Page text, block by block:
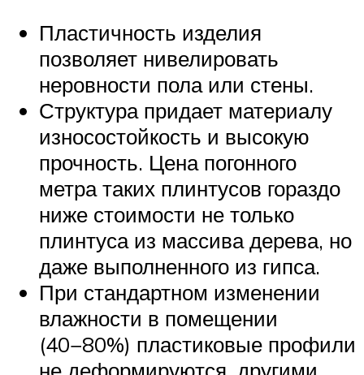
Пластичность изделия
позволяет нивелировать
неровности пола или стены.
Структура придает материалу
износостойкость и высокую
прочность. Цена погонного
метра таких плинтусов гораздо
ниже стоимости не только
плинтуса из массива дерева, но
даже выполненного из гипса.
При стандартном изменении
влажности в помещении
(40−80%) пластиковые профили